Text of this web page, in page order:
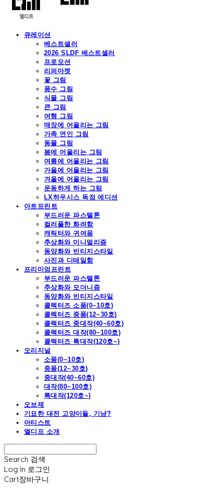
큐레이션
베스트셀러
2026 SLDF 베스트셀러
프로모션
리퍼마켓
꽃 그림
풍수 그림
식물 그림
큰 그림
여행 그림
매장에 어울리는 그림
가족 연인 그림
동물 그림
봄에 어울리는 그림
여름에 어울리는 그림
가을에 어울리는 그림
겨울에 어울리는 그림
운동하게 하는 그림
LX하우시스 독점 에디션
아트프린트
부드러운 파스텔톤
컬러풀한 화려함
캐릭터와 귀여움
추상화와 미니멀리즘
동양화와 빈티지스타일
사진과 디테일함
프리미엄프린트
부드러운 파스텔톤
추상화와 모더니즘
동양화와 빈티지스타일
콜렉터즈 소품(0~10호)
콜렉터즈 중품(12~30호)
콜렉터즈 중대작(40~60호)
콜렉터즈 대작(80~100호)
콜렉터즈 특대작(120호~)
오리지널
소품(0~10호)
중품(12~30호)
중대작(40~60호)
대작(80~100호)
특대작(120호~)
오브제
기묘한 대전 고양이들, 기냥?
아티스트
엘디프 소개
Search 검색
Log In 로그인
Cart장바구니